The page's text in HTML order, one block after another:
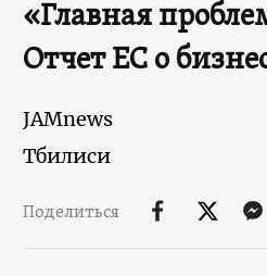
«Главная
Отчет ЕС о
JAMnews
Тбилиси
Поделиться